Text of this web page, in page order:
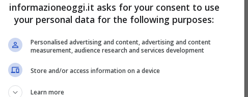
informazioneoggi.it asks for your consent to use
your personal data for the following purposes:
Personalised advertising and content, advertising and content
measurement, audience research and services development
Store and/or access information on a device
Learn more